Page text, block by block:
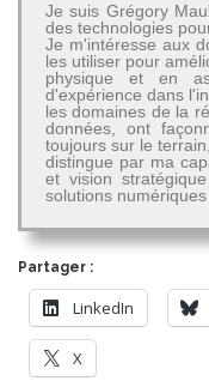
Je suis Grégory
des technologies
Je m'intéresse aux
les utiliser pour
physique et en
d'expérience dans
les domaines de la
données, ont
toujours sur le
distingue par ma
et vision
solutions
Partager :
LinkedIn
X